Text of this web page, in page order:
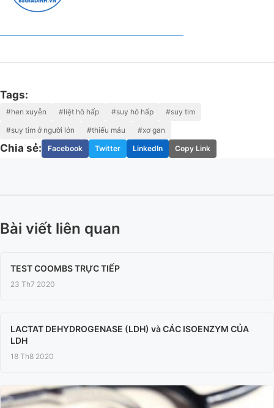
Tags:
#hen xuyễn #liệt hô hấp #suy hô hấp
#suy tim
#suy tim ở người lớn
#thiếu máu #xơ gan
Chia sẻ: Facebook Twitter LinkedIn Copy Link
Bài viết liên quan
TEST COOMBS TRỰC TIẾP
23 Th7 2020
LACTAT DEHYDROGENASE (LDH) và CÁC ISOENZYM CỦA
LDH
18 Th8 2020